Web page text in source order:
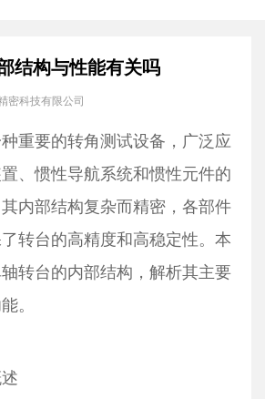
结构与性能有关吗
密科技有限公司
重要的转角测试设备，广泛应
、惯性导航系统和惯性元件的
内部结构复杂而精密，各部件
转台的高精度和高稳定性。本
转台的内部结构，解析其主要
。